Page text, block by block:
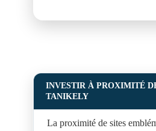
INVESTIR À PROXIMITÉ
TANIKELY
La proximité de sites